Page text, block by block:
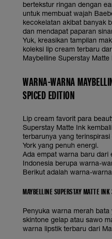
bertekstur ringan dengan
untuk membuat wajah
kecokelatan akibat banyak
dan mendapat paparan
Yuk, kreasikan tampilan
koleksi lip cream terbaru
Maybelline Superstay
WARNA-WARNA
SPICED EDITION
Lip cream favorit para
Superstay Matte Ink
terbarunya yang
York yang penuh energi.
Ada empat warna baru dari
Indonesia berupa warna-
Berikut adalah warna-
MAYBELLINE SUPERSTAY MATTE
Penyuka warna merah
skintone gelap atau sawo
warna lipstik terbaru dari